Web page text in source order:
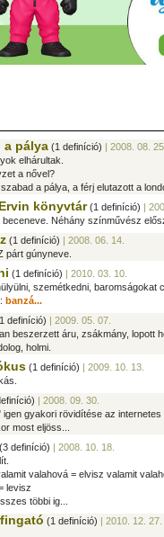
a pálya (1 definíció) | 2008. 08.
elhárultak.
a nővel?
a pálya, a férj elutazott a
könyvtár(1 definíció) |
beceneve. Néhány színművész
(1 definíció) | 2008. 06. 14.
párt gúnyneve.
(1 definíció) | 2010. 03. 10.
szemétkedni, baromságokat
banzá...
definíció) | 2009. 05. 07.
beszerzett áru, zsákmány, lopott
dolog, holmi.
(1 definíció) | 2009. 10. 13.
| 2008. 09. 30.
igen gyakori rövidítése az
most eljöss...
(3 definíció) | 2008. 10. 18.
valahová = elvisz valamit
levisz
többi ig...
(1 definíció) | 2010. 12. 27.